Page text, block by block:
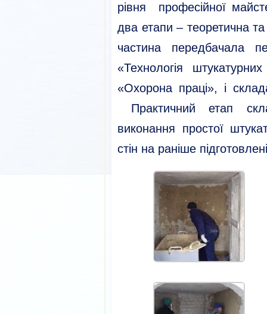
рівня професійної
два етапи – теоретична
частина передбачала
«Технологія
«Охорона праці», і
Практичний етап
виконання простої
стін на раніше